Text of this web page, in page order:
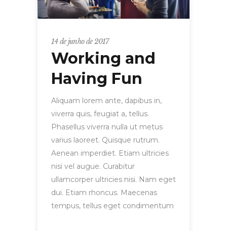
14 de junho de 2017
Working and
Having Fun
Aliquam lorem ante, dapibus in,
viverra quis, feugiat a, tellus.
Phasellus viverra nulla ut metus
varius laoreet. Quisque rutrum.
Aenean imperdiet. Etiam ultricies
nisi vel augue. Curabitur
ullamcorper ultricies nisi. Nam eget
dui. Etiam rhoncus. Maecenas
tempus, tellus eget condimentum